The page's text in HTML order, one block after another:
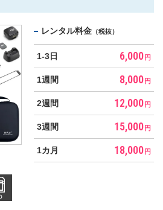
レンタル料金 （税抜）
1-3日 6,000 円
1週間 8,000 円
2週間 12,000 円
3週間 15,000 円
1カ月 18,000 円